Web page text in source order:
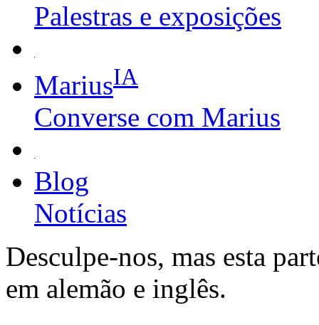
Palestras e exposições
MariusIA
Converse com Marius
Blog
Notícias
Desculpe-nos, mas esta
em alemão e inglês.